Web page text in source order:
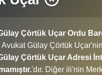
Çörtük Uçar Ordu
Avukat Gülay Çörtük
Çörtük Uçar Adresi
'dır. Diğer ili'nin